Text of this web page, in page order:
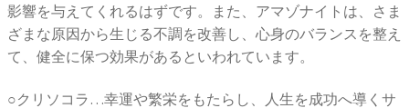
影響を与えてくれるはずです。また、アマゾナイトは、さま
ざまな原因から生じる不調を改善し、心身のバランスを整え
て、健全に保つ効果があるといわれています。
○クリソコラ…幸運や繁栄をもたらし、人生を成功へ導くサ